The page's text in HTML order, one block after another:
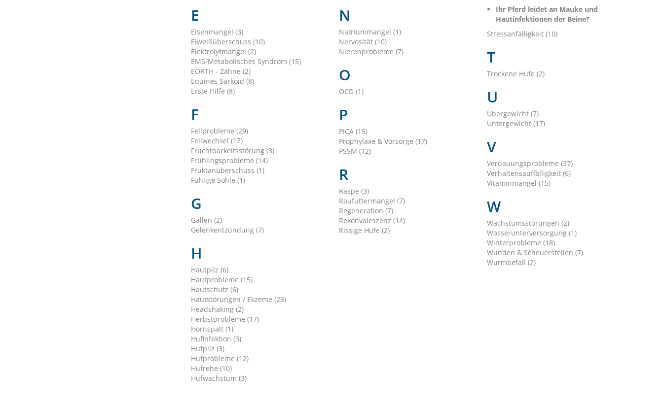
E
Eisenmangel (3)
Eiweißüberschuss (10)
Elektrolytmangel (2)
EMS-Metabolisches Syndrom (15)
EORTH - Zähne (2)
Equines Sarkoid (8)
Erste Hilfe (8)
F
Fellprobleme (29)
Fellwechsel (17)
Fruchtbarkeitsstörung (3)
Frühlingsprobleme (14)
Fruktanüberschuss (1)
Fühlige Sohle (1)
G
Gallen (2)
Gelenkentzündung (7)
H
Hautpilz (6)
Hautprobleme (15)
Hautschutz (6)
Hautstörungen / Ekzeme (23)
Headshaking (2)
Herbstprobleme (17)
Hornspalt (1)
Hufinfektion (3)
Hufpilz (3)
Hufprobleme (12)
Hufrehe (10)
Hufwachstum (3)
N
Natriummangel (1)
Nervosität (10)
Nierenprobleme (7)
O
OCD (1)
P
PICA (15)
Prophylaxe & Vorsorge (17)
PSSM (12)
R
Raspe (3)
Raufuttermangel (7)
Regeneration (7)
Rekonvaleszenz (14)
Rissige Hufe (2)
Ihr Pferd leidet an Mauke und
Hautinfektionen der Beine?
Stressanfälligkeit (10)
T
Trockene Hufe (2)
U
Übergewicht (7)
Untergewicht (17)
V
Verdauungsprobleme (37)
Verhaltensauffälligkeit (6)
Vitaminmangel (15)
W
Wachstumsstörungen (2)
Wasserunterversorgung (1)
Winterprobleme (18)
Wunden & Scheuerstellen (7)
Wurmbefall (2)